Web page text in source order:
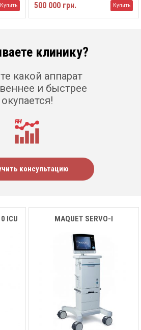
Купить 500 000 грн. Купить
клинику?
какой аппарат
и быстрее
окупается!
консультацию
ICU MAQUET SERVO-I